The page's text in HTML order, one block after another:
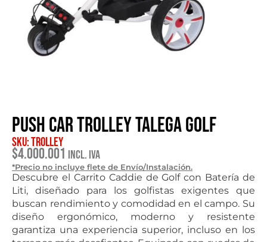
Push Car Trolley Talega Golf
SKU: Trolley
$4.000.001 Incl. IVA
*Precio no incluye flete de Envío/Instalación.
Descubre el Carrito Caddie de Golf con Batería de
Liti, diseñado para los golfistas exigentes que
buscan rendimiento y comodidad en el campo. Su
diseño ergonómico, moderno y resistente
garantiza una experiencia superior, incluso en los